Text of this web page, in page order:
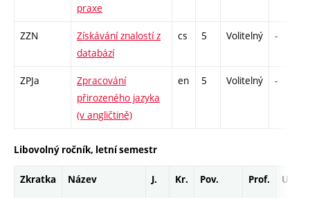
praxe
ZZN
Získávání znalostí z
databází
cs 5 Volitelný -
ZPJa
Zpracování
přirozeného jazyka
(v angličtině)
en 5 Volitelný -
Libovolný ročník, letní semestr
Zkratka Název J. Kr. Pov. Prof. Uk.